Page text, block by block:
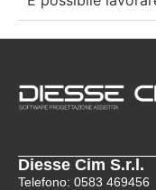
Diesse Cim S.r.l.
Telefono: 0583 469456